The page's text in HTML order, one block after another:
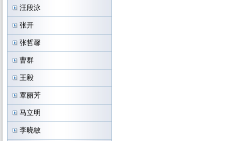
汪段泳
张开
张哲馨
曹群
王毅
覃丽芳
马立明
李晓敏